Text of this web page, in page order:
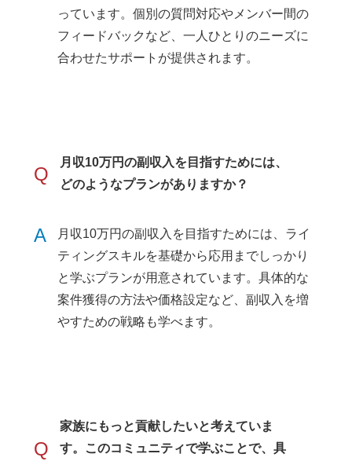
っています。個別の質問対応やメンバー間の
フィードバックなど、一人ひとりのニーズに
合わせたサポートが提供されます。
Q
月収10万円の副収入を目指すためには、
どのようなプランがありますか？
A
月収10万円の副収入を目指すためには、ライ
ティングスキルを基礎から応用までしっかり
と学ぶプランが用意されています。具体的な
案件獲得の方法や価格設定など、副収入を増
やすための戦略も学べます。
Q
家族にもっと貢献したいと考えていま
す。このコミュニティで学ぶことで、具